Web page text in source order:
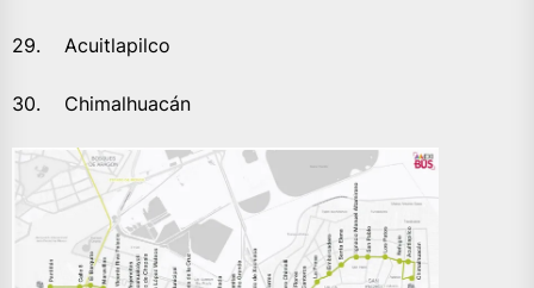
29. Acuitlapilco
30. Chimalhuacán